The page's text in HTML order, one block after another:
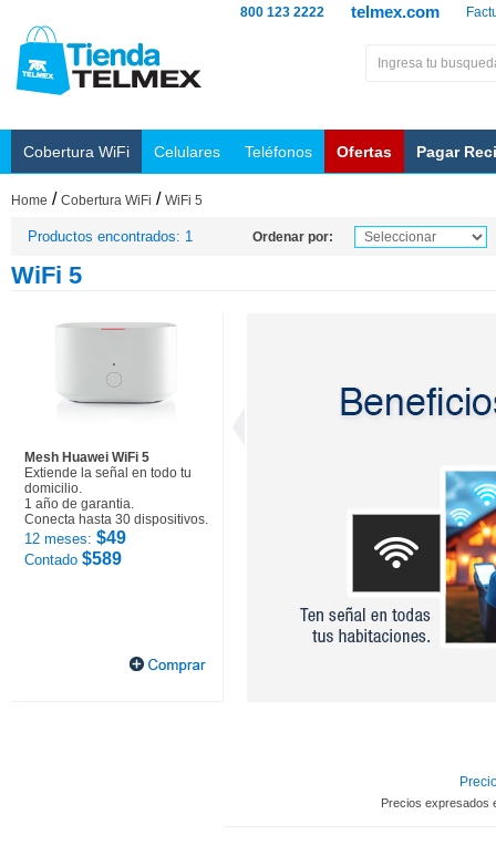
telmex.com
800 123 2222
Cobertura WiFi Celulares Teléfonos Ofertas Pagar
Home / Cobertura WiFi / WiFi 5
Productos encontrados: 1 Ordenar por:
WiFi 5
Mesh Huawei WiFi 5
Extiende la señal en todo tu
domicilio.
1 año de garantia.
Conecta hasta 30 dispositivos.
12 meses: $49
Contado $589
Precios expresados